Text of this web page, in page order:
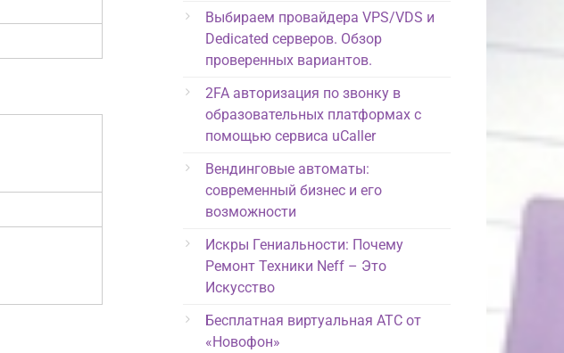
Выбираем провайдера VPS/VDS и
Dedicated серверов. Обзор
проверенных вариантов.
2FA авторизация по звонку в
образовательных платформах с
помощью сервиса uCaller
Вендинговые автоматы:
современный бизнес и его
возможности
Искры Гениальности: Почему
Ремонт Техники Neff – Это
Искусство
Бесплатная виртуальная АТС от
«Новофон»